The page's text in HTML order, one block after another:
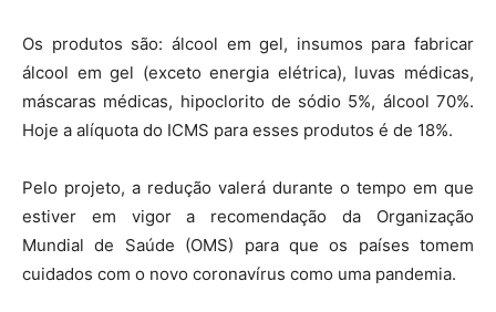
Os produtos são: álcool em gel, insumos para fabricar
álcool em gel (exceto energia elétrica), luvas médicas,
máscaras médicas, hipoclorito de sódio 5%, álcool 70%.
Hoje a alíquota do ICMS para esses produtos é de 18%.
Pelo projeto, a redução valerá durante o tempo em que
estiver em vigor a recomendação da Organização
Mundial de Saúde (OMS) para que os países tomem
cuidados com o novo coronavírus como uma pandemia.